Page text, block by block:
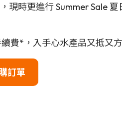
時更進行 Summer Sale
費*，入手心水產品又抵又方
訂單